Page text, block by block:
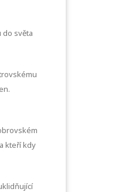
do světa
kteří kdy